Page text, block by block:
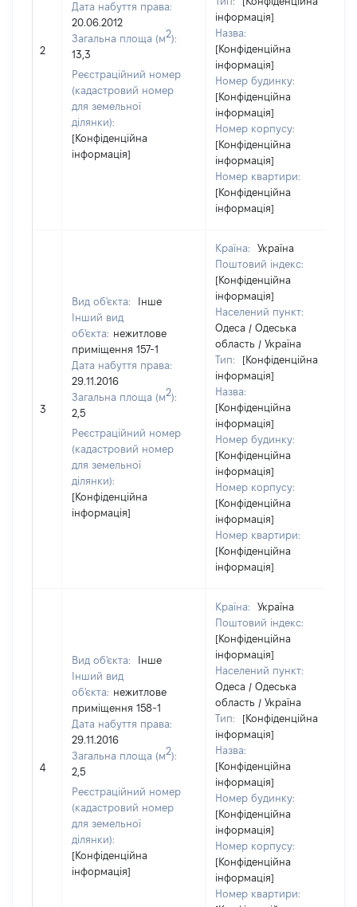
2
Дата набуття права:
20.06.2012
Загальна площа (м2):
13,3
Реєстраційний номер
(кадастровий номер
для земельної
ділянки):
[Конфіденційна
інформація]
інформація]
Назва:
[Конфіденційна
інформація]
Номер будинку:
[Конфіденційна
інформація]
Номер корпусу:
[Конфіденційна
інформація]
Номер квартири:
[Конфіденційна
інформація]
3
Вид об'єкта:
Інше
Інший вид
об'єкта: нежитлове
приміщення 157-1
Дата набуття права:
29.11.2016
Загальна площа (м2):
2,5
Реєстраційний номер
(кадастровий номер
для земельної
ділянки):
[Конфіденційна
інформація]
Країна:
Україна
Поштовий індекс:
[Конфіденційна
інформація]
Населений пункт:
Одеса / Одеська
область / Україна
Тип:
[Конфіденційна
інформація]
Назва:
[Конфіденційна
інформація]
Номер будинку:
[Конфіденційна
інформація]
Номер корпусу:
[Конфіденційна
інформація]
Номер квартири:
[Конфіденційна
інформація]
4
Вид об'єкта:
Інше
Інший вид
об'єкта: нежитлове
приміщення 158-1
Дата набуття права:
29.11.2016
Загальна площа (м2):
2,5
Реєстраційний номер
(кадастровий номер
для земельної
ділянки):
[Конфіденційна
інформація]
Країна:
Україна
Поштовий індекс:
[Конфіденційна
інформація]
Населений пункт:
Одеса / Одеська
область / Україна
Тип:
[Конфіденційна
інформація]
Назва:
[Конфіденційна
інформація]
Номер будинку:
[Конфіденційна
інформація]
Номер корпусу:
[Конфіденційна
інформація]
Номер квартири: